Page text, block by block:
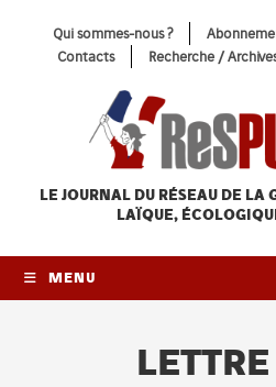
Qui sommes-nous ?
Contacts
Recherche /
LE JOURNAL DU RÉSEAU DE LA
LAÏQUE,
MENU